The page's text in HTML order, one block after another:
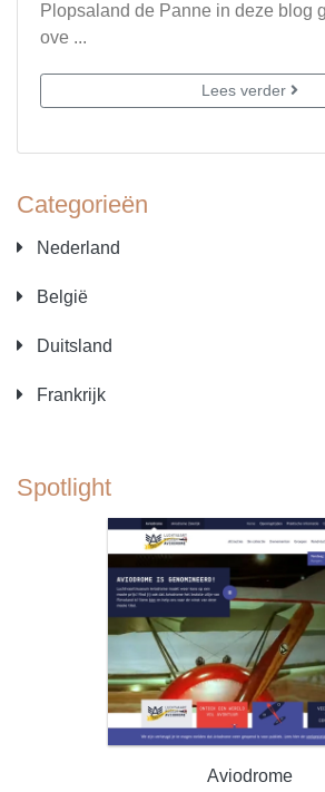
Categorieën
Nederland
België
Duitsland
Frankrijk
Spotlight
Aviodrome
Plopsaland de Panne in deze blog
ove ...
Lees verder